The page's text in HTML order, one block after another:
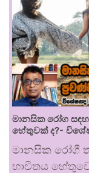
මානසික රෝග
හේතුවක් ද?-
මානසික රෝගී
භාවිතය